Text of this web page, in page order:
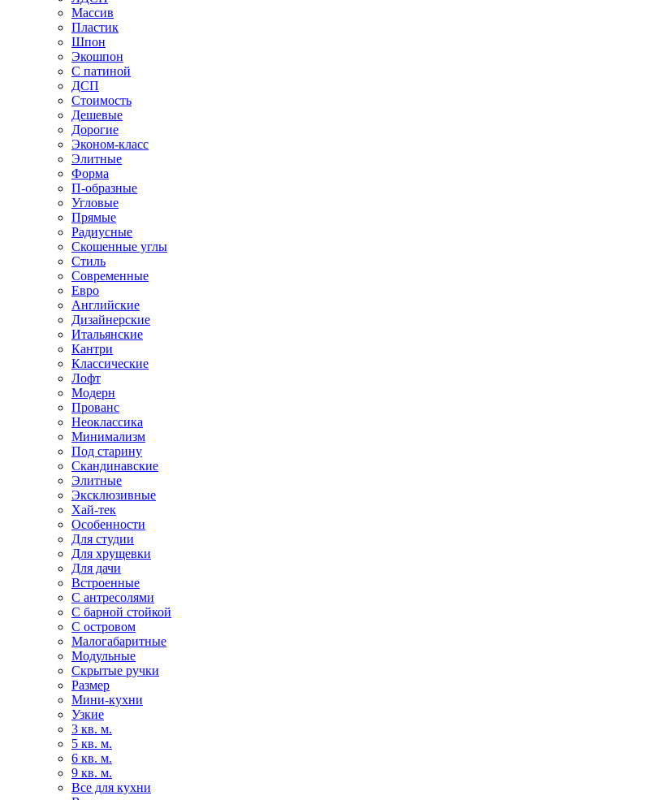
Массив
Пластик
Шпон
Экошпон
С патиной
ДСП
Стоимость
Дешевые
Дорогие
Эконом-класс
Элитные
Форма
П-образные
Угловые
Прямые
Радиусные
Скошенные углы
Стиль
Современные
Евро
Английские
Дизайнерские
Итальянские
Кантри
Классические
Лофт
Модерн
Прованс
Неоклассика
Минимализм
Под старину
Скандинавские
Элитные
Эксклюзивные
Хай-тек
Особенности
Для студии
Для хрущевки
Для дачи
Встроенные
С антресолями
С барной стойкой
С островом
Малогабаритные
Модульные
Скрытые ручки
Размер
Мини-кухни
Узкие
3 кв. м.
5 кв. м.
6 кв. м.
9 кв. м.
Все для кухни